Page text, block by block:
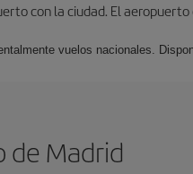
con la ciudad. El
vuelos nacionales.
Madrid